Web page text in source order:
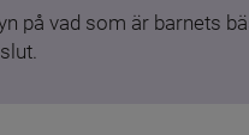
på vad som är barnets